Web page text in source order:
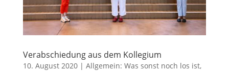
Verabschiedung aus dem Kollegium
10. August 2020| Allgemein: Was sonst noch los ist,